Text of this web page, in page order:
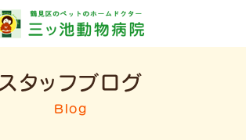
スタッフブログ
Blog